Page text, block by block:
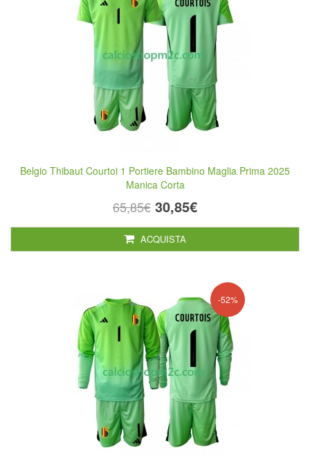
Belgio Thibaut Courtoi 1 Portiere Bambino Maglia Prima 2025
Manica Corta
65,85€ 30,85€
ACQUISTA
-52%